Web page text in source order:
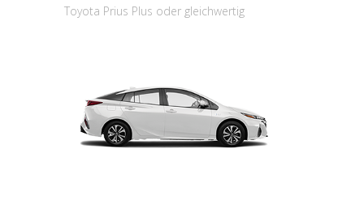
Toyota Prius Plus oder gleichwertig